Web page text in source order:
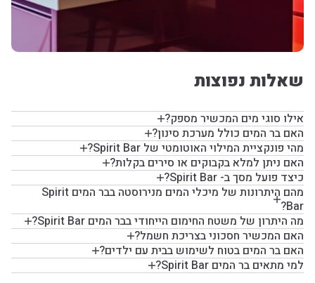
שאלות נפוצות
אילו סוגי מים המכשיר מספק?
האם בר המים כולל מערכת סינון?
מהי פונקציית המילוי האוטומטי של Spirit Bar?
האם ניתן למלא בקבוקים או סירים בקלות?
כיצד פועל מסך ב- Spirit Bar?
מהם היתרונות של מיכלי המים מנירוסטה בבר המים Spirit
Bar?
מה היתרון של משטח החימום הייחודי בבר המים Spirit Bar?
האם המכשיר חסכוני בצריכת חשמל?
האם בר המים בטוח לשימוש בבית עם ילדים?
למי מתאים בר המים Spirit Bar?